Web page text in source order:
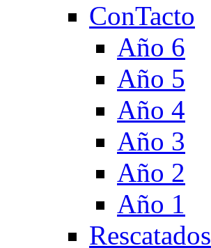
ConTacto
Año 6
Año 5
Año 4
Año 3
Año 2
Año 1
Rescatados